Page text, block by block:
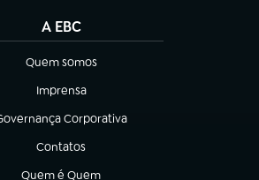
A EBC
Quem somos
(abre em nova aba)
Imprensa
(abre em nova aba)
Corporativa
em nova aba)
Contatos
(abre em nova aba)
Quem é Quem